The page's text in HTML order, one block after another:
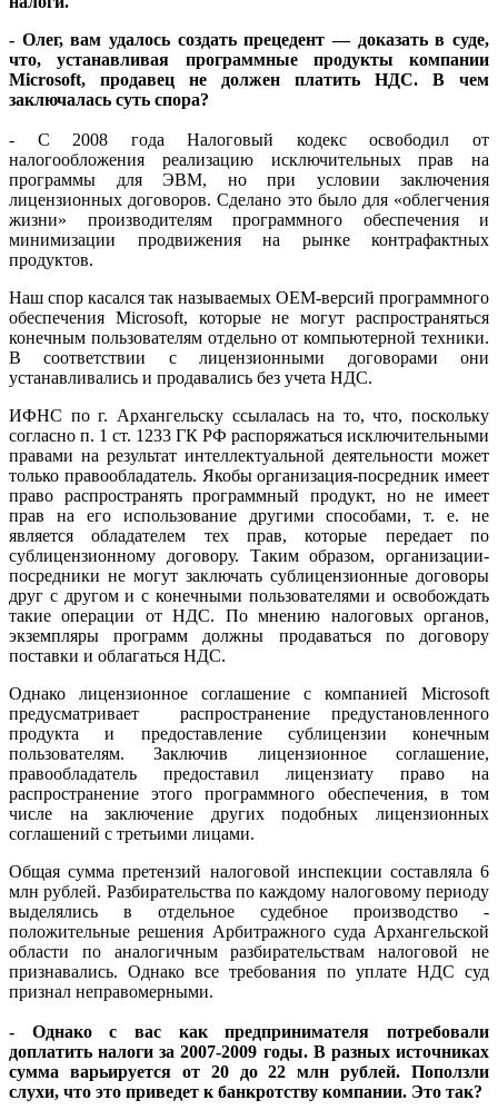
- Олег, вам удалось создать прецедент — доказать в суде,
что, устанавливая программные продукты компании
Microsoft, продавец не должен платить НДС. В чем
заключалась суть спора?
- С 2008 года Налоговый кодекс освободил от
налогообложения реализацию исключительных прав на
программы для ЭВМ, но при условии заключения
лицензионных договоров. Сделано это было для «облегчения
жизни» производителям программного обеспечения и
минимизации продвижения на рынке контрафактных
продуктов.
Наш спор касался так называемых OEM-версий программного
обеспечения Microsoft, которые не могут распространяться
конечным пользователям отдельно от компьютерной техники.
В соответствии с лицензионными договорами они
устанавливались и продавались без учета НДС.
ИФНС по г. Архангельску ссылалась на то, что, поскольку
согласно п. 1 ст. 1233 ГК РФ распоряжаться исключительными
правами на результат интеллектуальной деятельности может
только правообладатель. Якобы организация-посредник имеет
право распространять программный продукт, но не имеет
прав на его использование другими способами, т. е. не
является обладателем тех прав, которые передает по
сублицензионному договору. Таким образом, организации-
посредники не могут заключать сублицензионные договоры
друг с другом и с конечными пользователями и освобождать
такие операции от НДС. По мнению налоговых органов,
экземпляры программ должны продаваться по договору
поставки и облагаться НДС.
Однако лицензионное соглашение с компанией Microsoft
предусматривает распространение предустановленного
продукта и предоставление сублицензии конечным
пользователям. Заключив лицензионное соглашение,
правообладатель предоставил лицензиату право на
распространение этого программного обеспечения, в том
числе на заключение других подобных лицензионных
соглашений с третьими лицами.
Общая сумма претензий налоговой инспекции составляла 6
млн рублей. Разбирательства по каждому налоговому периоду
выделялись в отдельное судебное производство -
положительные решения Арбитражного суда Архангельской
области по аналогичным разбирательствам налоговой не
признавались. Однако все требования по уплате НДС суд
признал неправомерными.
- Однако с вас как предпринимателя потребовали
доплатить налоги за 2007-2009 годы. В разных источниках
сумма варьируется от 20 до 22 млн рублей. Поползли
слухи, что это приведет к банкротству компании. Это так?